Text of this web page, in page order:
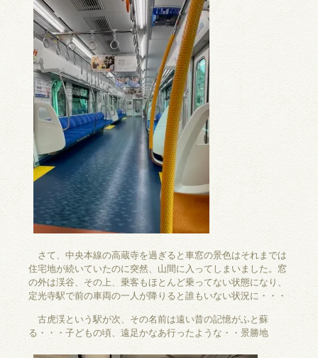
さて、中央本線の高蔵寺を過ぎると車窓の景色はそれまでは
住宅地が続いていたのに突然、山間に入ってしまいました。窓
の外は渓谷、その上、乗客もほとんど乗ってない状態になり、
定光寺駅で前の車両の一人が降りると誰もいない状況に・・・
古虎渓という駅が次、その名前は遠い昔の記憶がふと蘇
る・・・子どもの頃、遠足かなあ行ったような・・景勝地